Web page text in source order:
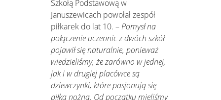
Szkołą Podstawową w
Januszewicach powołał zespół
piłkarek do lat 10. – Pomysł na
połączenie uczennic z dwóch szkół
pojawił się naturalnie, ponieważ
wiedzieliśmy, że zarówno w jednej,
jak i w drugiej placówce są
dziewczynki, które pasjonują się
piłką nożną. Od początku mieliśmy